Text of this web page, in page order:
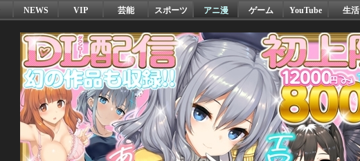
NEWS VIP 芸能 スポーツ アニ漫 ゲーム YouTube 生活